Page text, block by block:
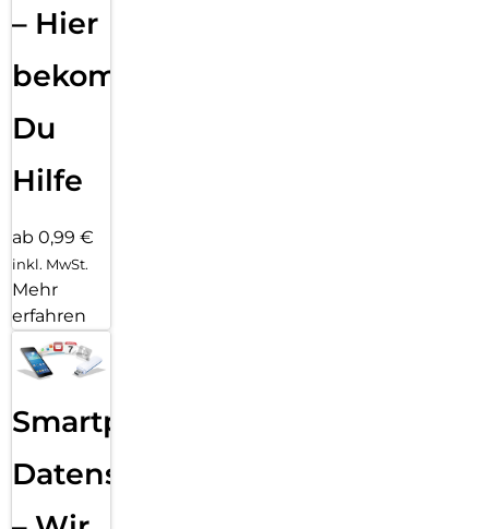
– Hier
bekommst
Du
Hilfe
ab 0,99 €
inkl. MwSt.
Mehr
erfahren
Smartphone
Datensicherung